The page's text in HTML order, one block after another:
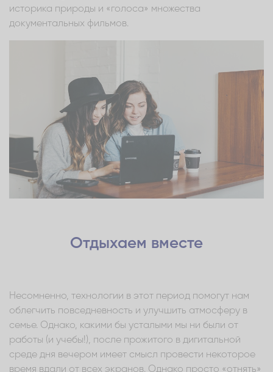
историка природы и «голоса» множества
документальных фильмов.
Отдыхаем вместе
Несомненно, технологии в этот период помогут нам
облегчить повседневность и улучшить атмосферу в
семье. Однако, какими бы усталыми мы ни были от
работы (и учебы!), после прожитого в дигитальной
среде дня вечером имеет смысл провести некоторое
время вдали от всех экранов. Однако просто «отнять»